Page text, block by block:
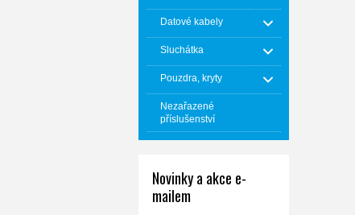
Datové kabely
Sluchátka
Pouzdra, kryty
Nezařazené
příslušenství
Novinky a akce e-
mailem